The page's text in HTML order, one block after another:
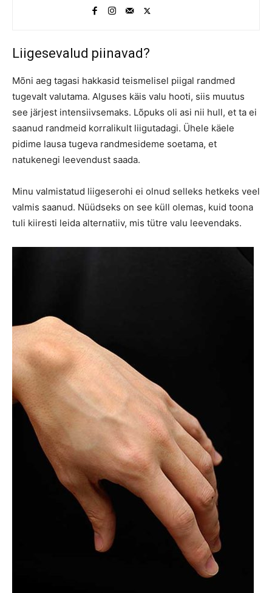
Liigesevalud piinavad?
Mõni aeg tagasi hakkasid teismelisel piigal randmed
tugevalt valutama. Alguses käis valu hooti, siis muutus
see järjest intensiivsemaks. Lõpuks oli asi nii hull, et ta ei
saanud randmeid korralikult liigutadagi. Ühele käele
pidime lausa tugeva randmesideme soetama, et
natukenegi leevendust saada.
Minu valmistatud liigeserohi ei olnud selleks hetkeks veel
valmis saanud. Nüüdseks on see küll olemas, kuid toona
tuli kiiresti leida alternatiiv, mis tütre valu leevendaks.